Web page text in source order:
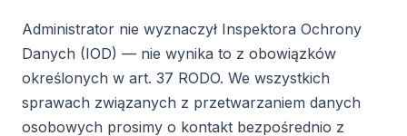
Administrator nie wyznaczył Inspektora Ochrony
Danych (IOD) — nie wynika to z obowiązków
określonych w art. 37 RODO. We wszystkich
sprawach związanych z przetwarzaniem danych
osobowych prosimy o kontakt bezpośrednio z